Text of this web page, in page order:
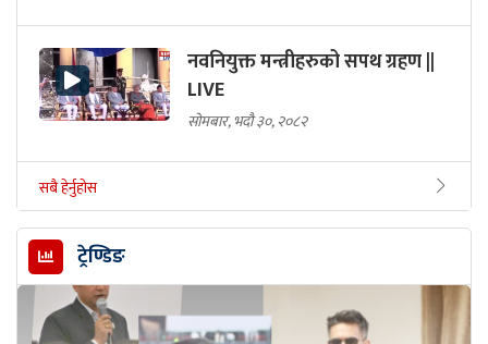
नवनियुक्त मन्त्रीहरुको सपथ ग्रहण ||
LIVE
सोमबार, भदौ ३०, २०८२
सबै हेर्नुहोस
ट्रेण्डिङ